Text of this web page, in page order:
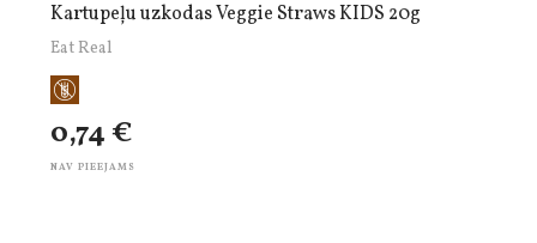
Kartupeļu uzkodas Veggie Straws KIDS 20g
Eat Real
0,74 €
NAV PIEEJAMS